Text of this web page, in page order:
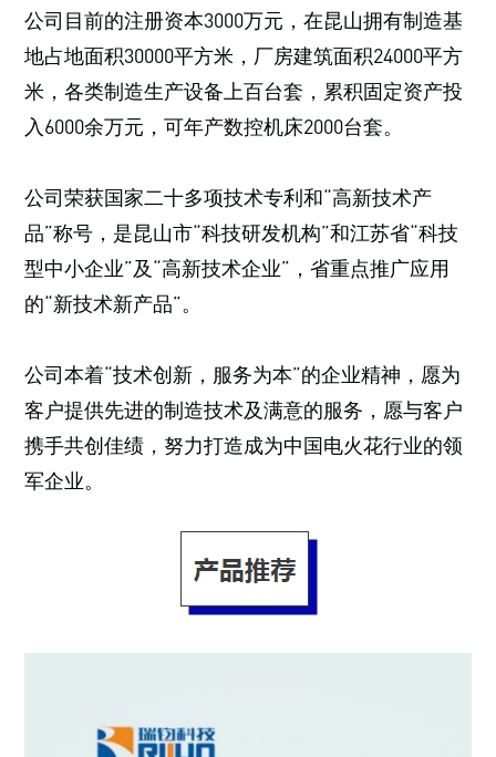
公司目前的注册资本3000万元，在昆山拥有制造基
地占地面积30000平方米，厂房建筑面积24000平方
米，各类制造生产设备上百台套，累积固定资产投
入6000余万元，可年产数控机床2000台套。
公司荣获国家二十多项技术专利和“高新技术产
品”称号，是昆山市“科技研发机构”和江苏省“科技
型中小企业”及“高新技术企业”，省重点推广应用
的“新技术新产品”。
公司本着“技术创新，服务为本”的企业精神，愿为
客户提供先进的制造技术及满意的服务，愿与客户
携手共创佳绩，努力打造成为中国电火花行业的领
军企业。